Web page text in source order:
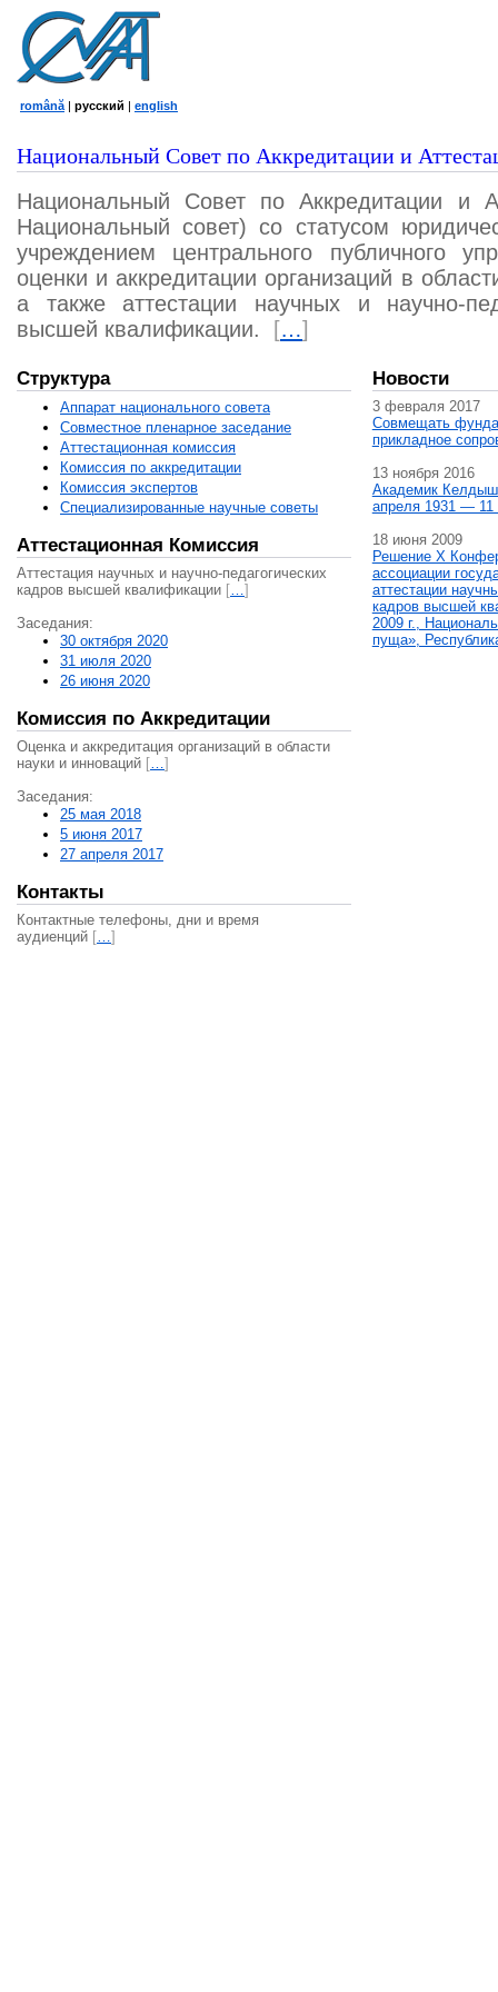
română | русский | english
Национальный Совет по Аккредитации и
Национальный Совет по Аккредитации и
Национальный совет) со статусом
учреждением центрального публичного
оценки и аккредитации организаций в
а также аттестации научных и научно-
высшей квалификации.
[…]
Структура
Аппарат национального совета
Совместное пленарное заседание
Аттестационная комисcия
Комиссия по аккредитации
Комиссия экспертов
Специализированные научные советы
Аттестационная Комиссия
Аттестация научных и научно-педагогических
кадров высшей квалификации […]
Заседания:
30 октября 2020
31 июля 2020
26 июня 2020
Комиссия по Аккредитации
Оценка и аккредитация организаций в области
науки и инноваций […]
Заседания:
25 мая 2018
5 июня 2017
27 апреля 2017
Контакты
Контактные телефоны, дни и время
аудиенций […]
Новости
3 февраля 2017
Совмещать
прикладное
13 ноября 2016
Академик
апреля 1931 — 11
18 июня 2009
Решение X
ассоциации
аттестации
кадров высшей
2009 г.,
пуща»,